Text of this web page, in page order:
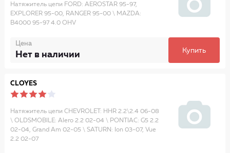
Натяжитель цепи FORD: AEROSTAR 95-97,
EXPLORER 95-00, RANGER 95-00 \ MAZDA:
B4000 95-97 4.0 OHV
Цена
Нет в наличии Купить
CLOYES
Натяжитель цепи CHEVROLET: HHR 2.2\2.4 06-08
\ OLDSMOBILE: Alero 2.2 02-04 \ PONTIAC: G5 2.2
02-04, Grand Am 02-05 \ SATURN: Ion 03-07, Vue
2.2 02-07